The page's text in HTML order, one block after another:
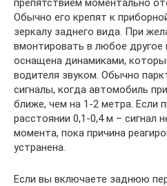
Обычно его крепят к
зеркалу заднего вида. При
вмонтировать в любое
оснащена динамиками,
водителя звуком. Обычно
сигналы, когда автомобиль
ближе, чем на 1-2 метра. Если
расстоянии 0,1-0,4 м – сигнал
момента, пока причина
устранена.
Если вы включаете заднюю